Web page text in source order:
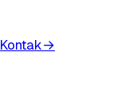
Kontak→